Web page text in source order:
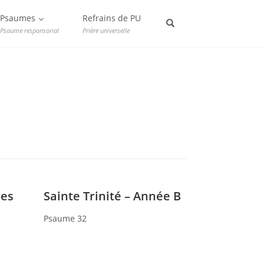
Psaumes
Psaume responsorial
Refrains de PU
Prière universelle
Sainte Trinité – Année B
Psaume 32